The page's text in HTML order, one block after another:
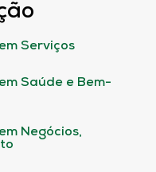
Serviços
Saúde e Bem-
Negócios,